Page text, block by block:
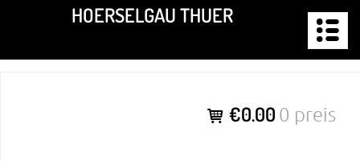
springen
HOERSELGAU THUER
€0.00 0 preis